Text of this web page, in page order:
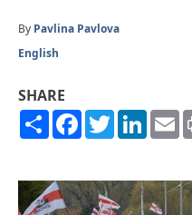
By Pavlina Pavlova
English
SHARE
ShareFacebook
Twitter